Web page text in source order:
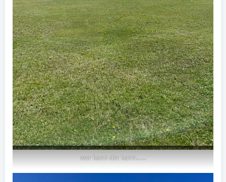
wer kann der kann……